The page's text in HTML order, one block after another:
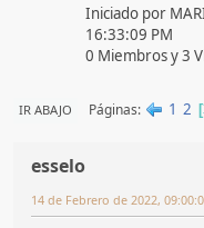
Iniciado por
16:33:09 PM
0 Miembros y 3
IR ABAJO Páginas 1 2
esselo
14 de Febrero de 2022,